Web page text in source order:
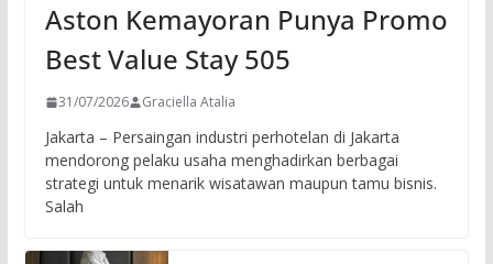
Aston Kemayoran Punya Promo
Best Value Stay 505
31/07/2026 Graciella Atalia
Jakarta – Persaingan industri perhotelan di Jakarta
mendorong pelaku usaha menghadirkan berbagai
strategi untuk menarik wisatawan maupun tamu bisnis.
Salah